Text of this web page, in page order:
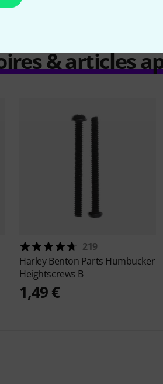
& articles
219
Harley Benton Parts Humbucker
Heightscrews B
1,49 €